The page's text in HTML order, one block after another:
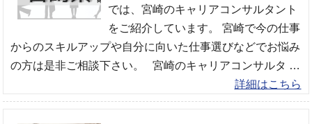
では、宮崎のキャリアコンサルタント
をご紹介しています。 宮崎で今の仕事
からのスキルアップや自分に向いた仕事選びなどでお悩み
の方は是非ご相談下さい。 宮崎のキャリアコンサルタ …
詳細はこちら